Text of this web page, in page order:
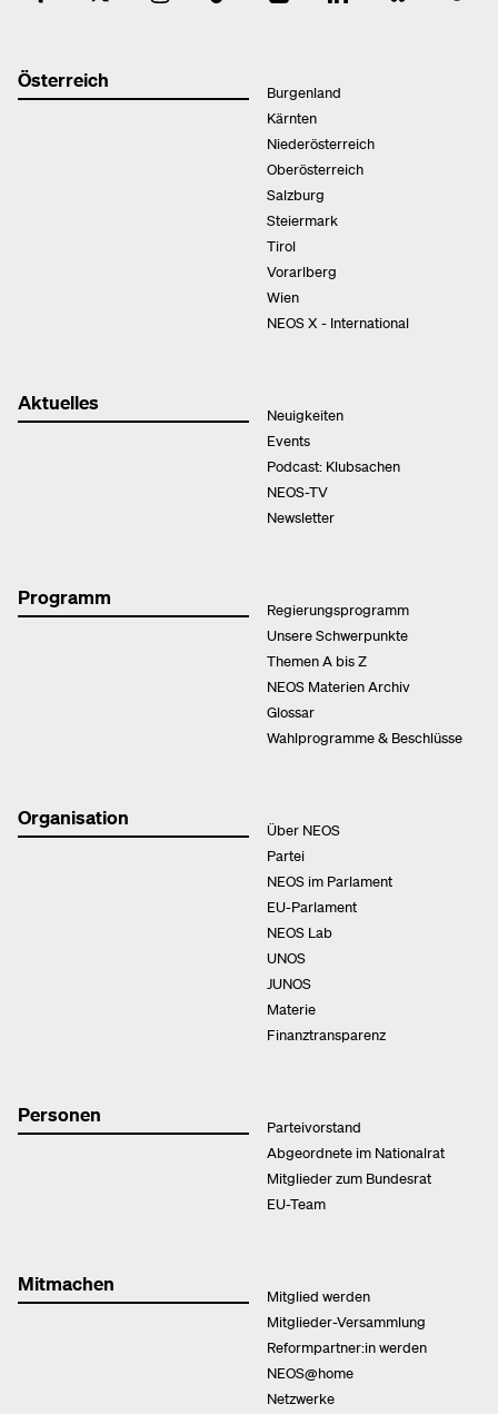
Österreich
Burgenland
Kärnten
Niederösterreich
Oberösterreich
Salzburg
Steiermark
Tirol
Vorarlberg
Wien
NEOS X - International
Aktuelles
Neuigkeiten
Events
Podcast: Klubsachen
NEOS-TV
Newsletter
Programm
Regierungsprogramm
Unsere Schwerpunkte
Themen A bis Z
NEOS Materien Archiv
Glossar
Wahlprogramme & Beschlüsse
Organisation
Über NEOS
Partei
NEOS im Parlament
EU-Parlament
NEOS Lab
UNOS
JUNOS
Materie
Finanztransparenz
Personen
Parteivorstand
Abgeordnete im Nationalrat
Mitglieder zum Bundesrat
EU-Team
Mitmachen
Mitglied werden
Mitglieder-Versammlung
Reformpartner:in werden
NEOS@home
Netzwerke